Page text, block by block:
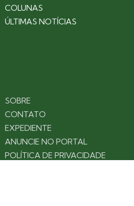
COLUNAS
ÚLTIMAS NOTÍCIAS
SOBRE
CONTATO
EXPEDIENTE
ANUNCIE NO PORTAL
POLÍTICA DE PRIVACIDADE